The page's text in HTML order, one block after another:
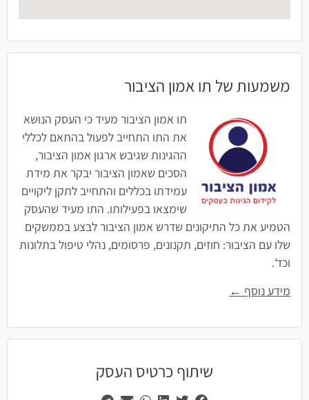
משמעות של תו אמון הציבור
תו אמון הציבור מעיד כי העסק הנושא
את התו התחייב לפעול בהתאם לכללי
ההגינות שגיבש ארגון אמון הציבור,
הסכים שאמון הציבור יבקר את מידת
עמידתו בכללים והתחייב לתקן ליקויים
שימצאו בפעילותו. התו מעיד שהעסק
הטמיע את כל התיקונים שדרש אמון הציבור לבצע בממשקים
שלו עם הציבור: חוזים, תקנונים, פרסומים, נהלי טיפול בתלונות
וכד'.
מידע נוסף ←
שיתוף כרטיס העסק